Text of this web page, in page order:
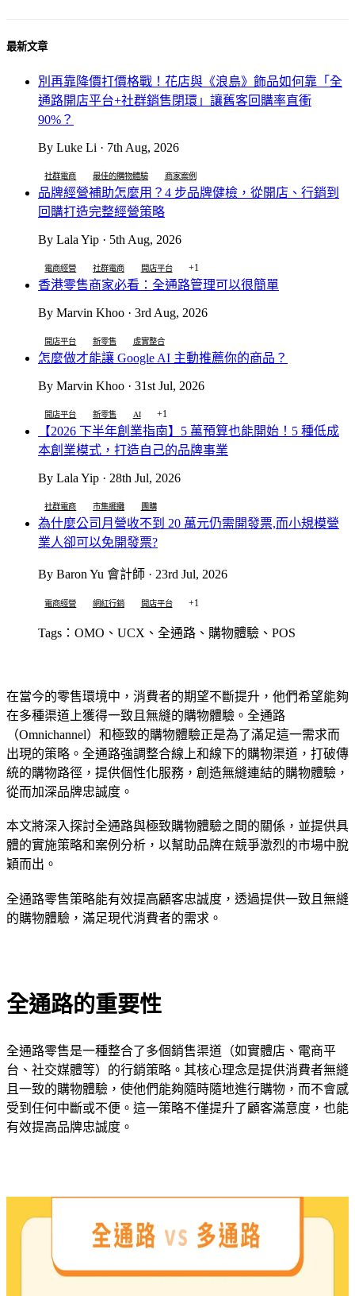
最新文章
別再靠降價打價格戰！花店與《浪島》飾品如何靠「全
通路開店平台+社群銷售閉環」讓舊客回購率直衝
90%？
By Luke Li · 7th Aug, 2026
社群電商 最佳的購物體驗 商家案例
品牌經營補助怎麼用？4 步品牌健檢，從開店、行銷到
回購打造完整經營策略
By Lala Yip · 5th Aug, 2026
電商經營 社群電商 開店平台 +1
香港零售商家必看：全通路管理可以很簡單
By Marvin Khoo · 3rd Aug, 2026
開店平台 新零售 虛實整合
怎麼做才能讓 Google AI 主動推薦你的商品？
By Marvin Khoo · 31st Jul, 2026
開店平台 新零售 AI +1
【2026 下半年創業指南】5 萬預算也能開始！5 種低成
本創業模式，打造自己的品牌事業
By Lala Yip · 28th Jul, 2026
社群電商 市集擺攤 團購
為什麼公司月營收不到 20 萬元仍需開發票,而小規模營
業人卻可以免開發票?
By Baron Yu 會計師 · 23rd Jul, 2026
電商經營 網紅行銷 開店平台 +1
Tags：OMO、UCX、全通路、購物體驗、POS
在當今的零售環境中，消費者的期望不斷提升，他們希望能夠
在多種渠道上獲得一致且無縫的購物體驗。全通路
（Omnichannel）和極致的購物體驗正是為了滿足這一需求而
出現的策略。全通路強調整合線上和線下的購物渠道，打破傳
統的購物路徑，提供個性化服務，創造無縫連結的購物體驗，
從而加深品牌忠誠度。
本文將深入探討全通路與極致購物體驗之間的關係，並提供具
體的實施策略和案例分析，以幫助品牌在競爭激烈的市場中脫
穎而出。
全通路零售策略能有效提高顧客忠誠度，透過提供一致且無縫
的購物體驗，滿足現代消費者的需求。
全通路的重要性
全通路零售是一種整合了多個銷售渠道（如實體店、電商平
台、社交媒體等）的行銷策略。其核心理念是提供消費者無縫
且一致的購物體驗，使他們能夠隨時隨地進行購物，而不會感
受到任何中斷或不便。這一策略不僅提升了顧客滿意度，也能
有效提高品牌忠誠度。